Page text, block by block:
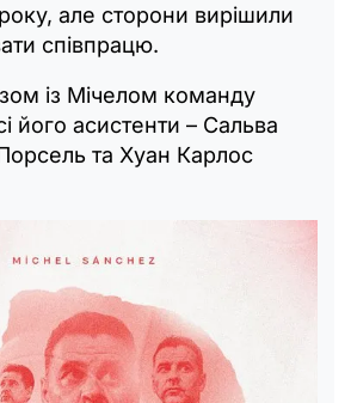
але сторони вирішили
співпрацю.
із Мічелом команду
його асистенти – Сальва
та Хуан Карлос